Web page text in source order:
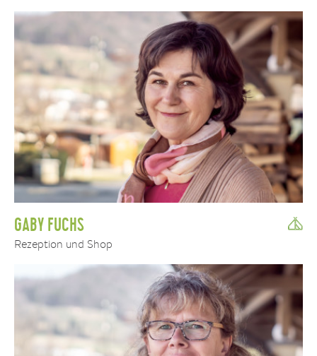
GABY FUCHS
Rezeption und Shop